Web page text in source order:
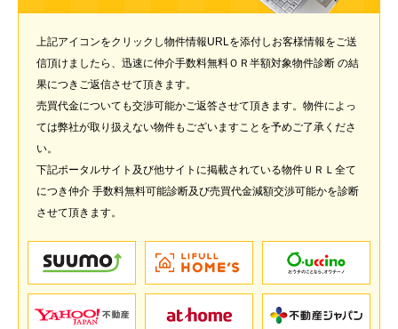
上記アイコンをクリックし物件情報URLを添付しお客様情報をご送
信頂けましたら、迅速に仲介手数料無料ＯＲ半額対象物件診断 の結
果につきご返信させて頂きます。
売買代金についても交渉可能かご返答させて頂きます。物件によっ
ては弊社が取り扱えない物件もございますことを予めご了承くださ
い。
下記ポータルサイト及び他サイトに掲載されている物件ＵＲＬ全て
につき仲介 手数料無料可能診断及び売買代金減額交渉可能かを診断
させて頂きます。